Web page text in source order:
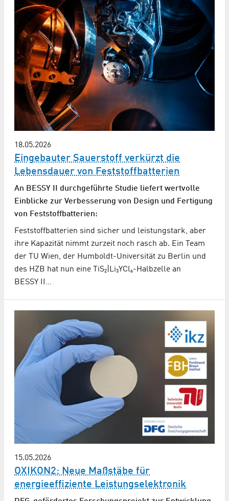
18.05.2026
Eingebauter Sauerstoff verkürzt die
Lebensdauer von Feststoffbatterien
An BESSY II durchgeführte Studie liefert wertvolle
Einblicke zur Verbesserung von Design und Fertigung
von Feststoffbatterien:
Feststoffbatterien sind sicher und leistungstark, aber
ihre Kapazität nimmt zurzeit noch rasch ab. Ein Team
der TU Wien, der Humboldt-Universität zu Berlin und
des HZB hat nun eine TiS₂|Li₃YCl₆-Halbzelle an
BESSY II…
15.05.2026
OXIKON2: Neue Maßstäbe für
energieeffiziente Leistungselektronik